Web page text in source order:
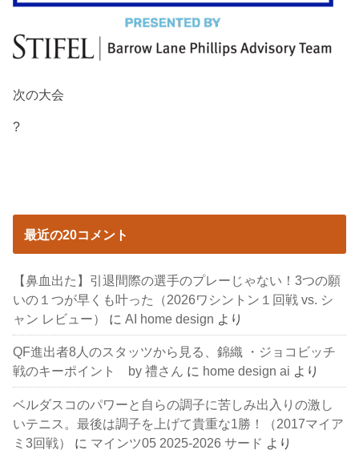
次の大会
?
最近の20コメント
【鼻血出た】引退間際の選手のプレーじゃない！3つの願
いの１つが早くも叶った（2026ワシントン１回戦 vs. シ
ャン レビュー）
にAI home design より
QF進出者8人のスタッツから見る、錦織 ・ジョコビッチ
戦のキーポイント by 禮さん に home design ai より
ベルダスコのパワーと自らの調子に苦しみ出入りの激し
いテニス。最後は調子を上げて貴重な1勝！（2017マイア
ミ3回戦）
に マインツ05 2025-2026 サード より